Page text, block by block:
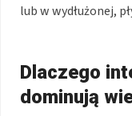
lub w wydłużonej,
Dlaczego
dominują